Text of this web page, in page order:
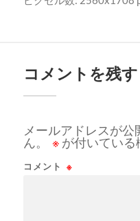
コメントを残す
メールアドレスが
ん。
※ が付いてい
コメント ※